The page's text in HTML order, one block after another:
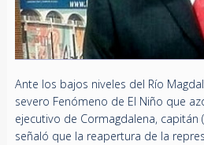
Ante los bajos niveles del Río
severo Fenómeno de El Niño que
ejecutivo de Cormagdalena, capitán
señaló que la reapertura de la